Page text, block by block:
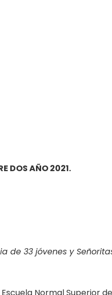
DOS AÑO 2021.
de 33 jóvenes y